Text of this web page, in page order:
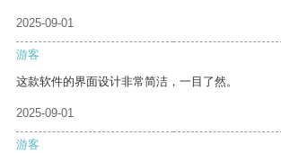
2025-09-01
游客
这款软件的界面设计非常简洁，一目了然。
2025-09-01
游客